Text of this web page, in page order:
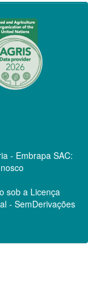
- Embrapa SAC:
sob a Licença
- SemDerivações